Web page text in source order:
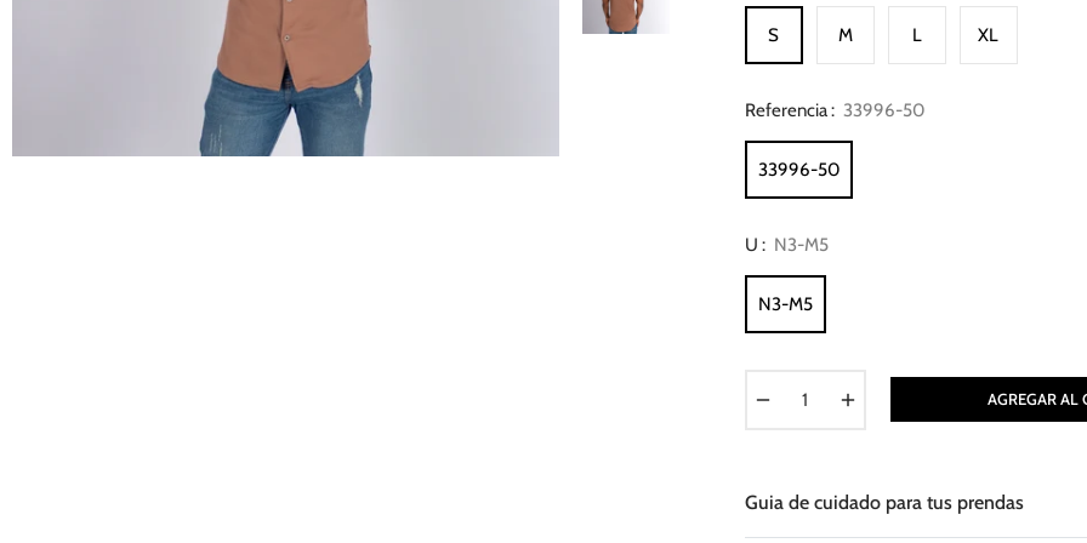
S M L XL
Referencia : 33996-50
33996-50
U : N3-M5
N3-M5
− + AGREGAR AL
Guia de cuidado para tus prendas